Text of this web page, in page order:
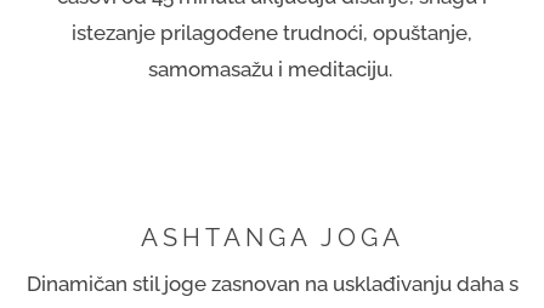
istezanje prilagođene trudnoći, opuštanje,
samomasažu i meditaciju.
ASHTANGA JOGA
Dinamičan stil joge zasnovan na usklađivanju daha s